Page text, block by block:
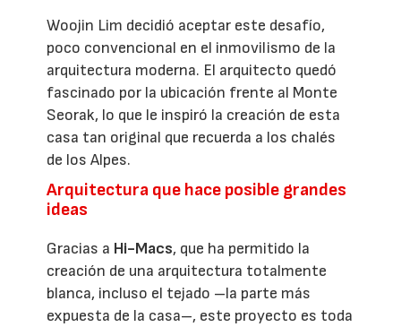
Woojin Lim decidió aceptar este desafío,
poco convencional en el inmovilismo de la
arquitectura moderna. El arquitecto quedó
fascinado por la ubicación frente al Monte
Seorak, lo que le inspiró la creación de esta
casa tan original que recuerda a los chalés
de los Alpes.
Arquitectura que hace posible grandes
ideas
Gracias a Hi-Macs, que ha permitido la
creación de una arquitectura totalmente
blanca, incluso el tejado –la parte más
expuesta de la casa–, este proyecto es toda